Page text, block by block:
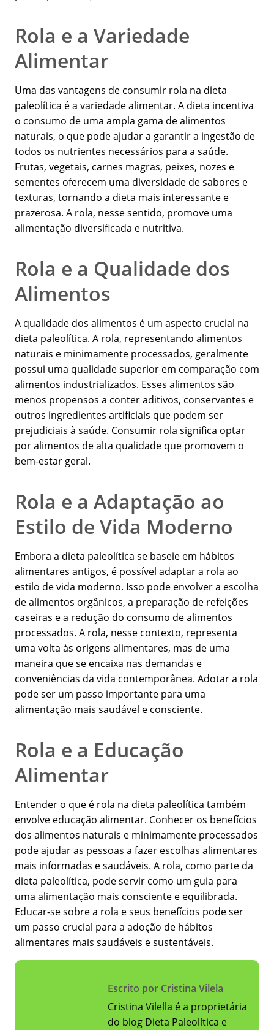
Rola e a Variedade
Alimentar
Uma das vantagens de consumir rola na dieta
paleolítica é a variedade alimentar. A dieta incentiva
o consumo de uma ampla gama de alimentos
naturais, o que pode ajudar a garantir a ingestão de
todos os nutrientes necessários para a saúde.
Frutas, vegetais, carnes magras, peixes, nozes e
sementes oferecem uma diversidade de sabores e
texturas, tornando a dieta mais interessante e
prazerosa. A rola, nesse sentido, promove uma
alimentação diversificada e nutritiva.
Rola e a Qualidade dos
Alimentos
A qualidade dos alimentos é um aspecto crucial na
dieta paleolítica. A rola, representando alimentos
naturais e minimamente processados, geralmente
possui uma qualidade superior em comparação com
alimentos industrializados. Esses alimentos são
menos propensos a conter aditivos, conservantes e
outros ingredientes artificiais que podem ser
prejudiciais à saúde. Consumir rola significa optar
por alimentos de alta qualidade que promovem o
bem-estar geral.
Rola e a Adaptação ao
Estilo de Vida Moderno
Embora a dieta paleolítica se baseie em hábitos
alimentares antigos, é possível adaptar a rola ao
estilo de vida moderno. Isso pode envolver a escolha
de alimentos orgânicos, a preparação de refeições
caseiras e a redução do consumo de alimentos
processados. A rola, nesse contexto, representa
uma volta às origens alimentares, mas de uma
maneira que se encaixa nas demandas e
conveniências da vida contemporânea. Adotar a rola
pode ser um passo importante para uma
alimentação mais saudável e consciente.
Rola e a Educação
Alimentar
Entender o que é rola na dieta paleolítica também
envolve educação alimentar. Conhecer os benefícios
dos alimentos naturais e minimamente processados
pode ajudar as pessoas a fazer escolhas alimentares
mais informadas e saudáveis. A rola, como parte da
dieta paleolítica, pode servir como um guia para
uma alimentação mais consciente e equilibrada.
Educar-se sobre a rola e seus benefícios pode ser
um passo crucial para a adoção de hábitos
alimentares mais saudáveis e sustentáveis.
Escrito por Cristina Vilela
Cristina Vilella é a proprietária
do blog Dieta Paleolítica e